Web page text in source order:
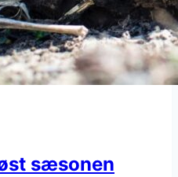
sæsonen